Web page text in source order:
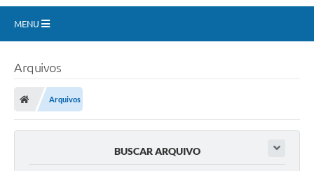
MENU
Ouvidoria
Arquivos
Arquivos
BUSCAR ARQUIVO